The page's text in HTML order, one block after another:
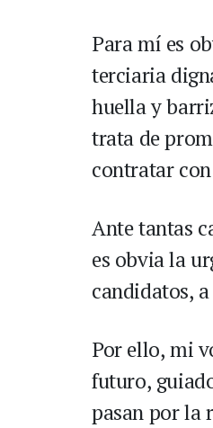
Para mí es
terciaria
huella y
trata de
contratar
Ante tantas
es obvia la
candidatos,
Por ello, mi
futuro,
pasan por la